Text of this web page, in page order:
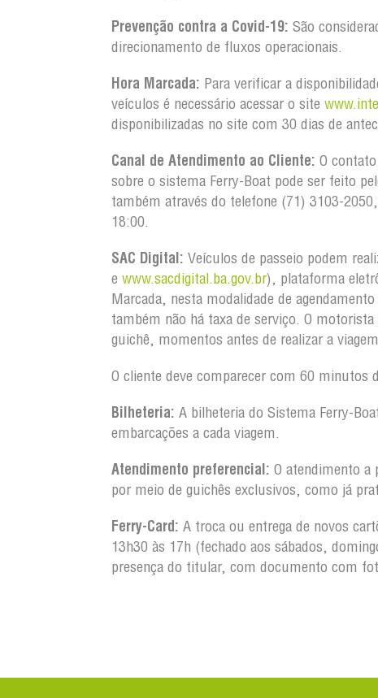
Prevenção contra a Covid-19: São
direcionamento de fluxos operacionais.
Hora Marcada: Para verificar a
veículos é necessário acessar o site
disponibilizadas no site com 30 dias de
Canal de Atendimento ao Cliente: O
sobre o sistema Ferry-Boat pode ser feito
também através do telefone (71) 3103-
18:00.
SAC Digital: Veículos de passeio podem
e www.sacdigital.ba.gov.br), plataforma
Marcada, nesta modalidade de
também não há taxa de serviço. O
guichê, momentos antes de realizar a
O cliente deve comparecer com 60 minutos
Bilheteria: A bilheteria do Sistema Ferry-
embarcações a cada viagem.
Atendimento preferencial: O atendimento a
por meio de guichês exclusivos, como já
Ferry-Card: A troca ou entrega de novos
13h30 às 17h (fechado aos sábados,
presença do titular, com documento com